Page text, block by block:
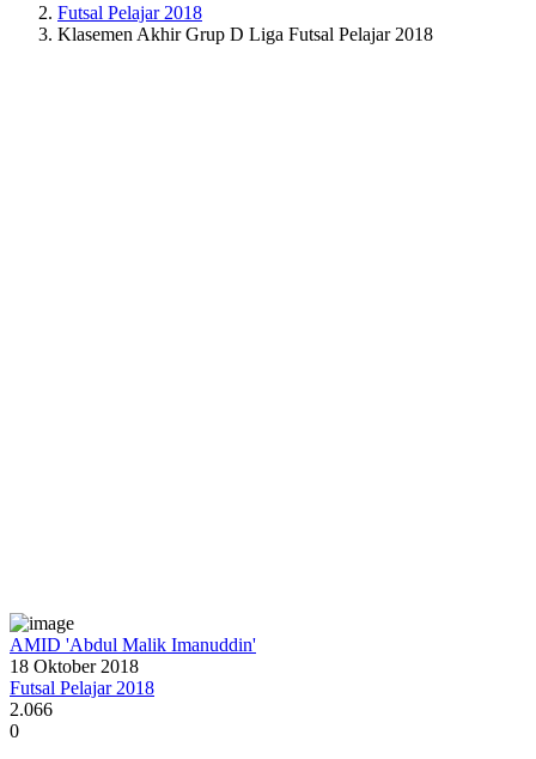
Futsal Pelajar 2018
Klasemen Akhir Grup D Liga Futsal Pelajar 2018
AMID 'Abdul Malik Imanuddin'
18 Oktober 2018
Futsal Pelajar 2018
2.066
0